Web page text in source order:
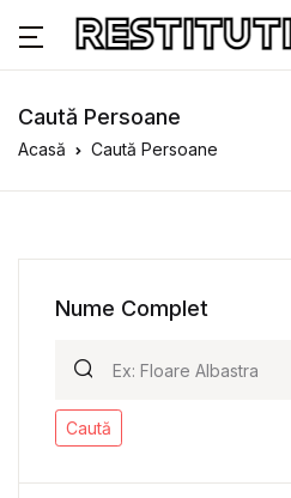
Caută Persoane
Acasă Caută Persoane
Nume Complet
Caută